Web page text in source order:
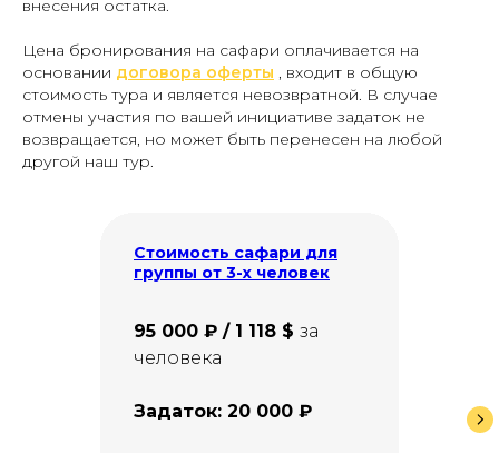
внесения остатка.
Цена бронирования на сафари оплачивается на
основании договора оферты , входит в общую
стоимость тура и является невозвратной. В случае
отмены участия по вашей инициативе задаток не
возвращается, но может быть перенесен на любой
другой наш тур.
Стоимость сафари для
группы от 3-х человек
95 000 ₽ / 1 118 $ за
человека
Задаток: 20 000 ₽